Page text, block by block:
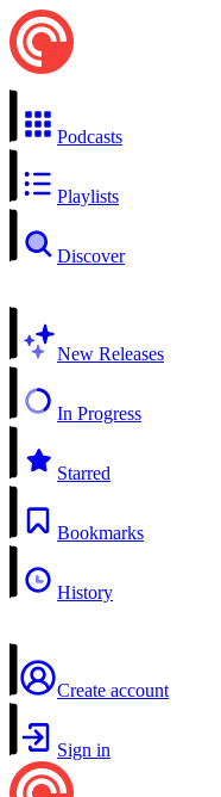
Podcasts
Playlists
Discover
New Releases
In Progress
Starred
Bookmarks
History
Create account
Sign in